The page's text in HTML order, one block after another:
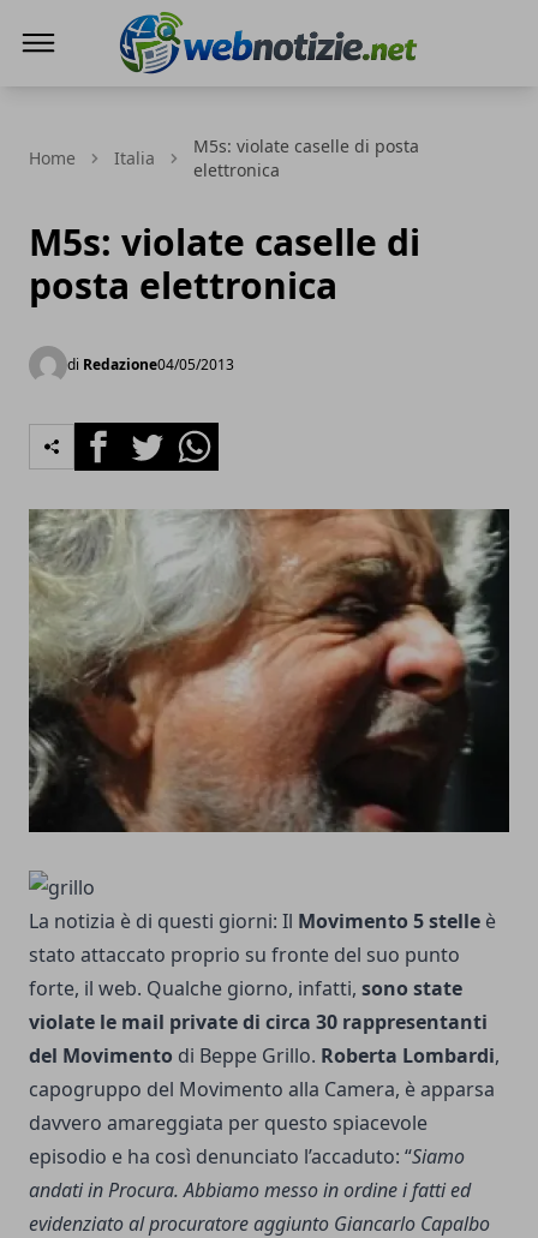
Home Italia
M5s: violate caselle di posta
elettronica
M5s: violate caselle di
posta elettronica
di Redazione04/05/2013
FacebookTwitterWhatsapp
La notizia è di questi giorni: Il Movimento 5 stelle è
stato attaccato proprio su fronte del suo punto
forte, il web. Qualche giorno, infatti, sono state
violate le mail private di circa 30 rappresentanti
del Movimento di Beppe Grillo. Roberta Lombardi,
capogruppo del Movimento alla Camera, è apparsa
davvero amareggiata per questo spiacevole
episodio e ha così denunciato l’accaduto: “Siamo
andati in Procura. Abbiamo messo in ordine i fatti ed
evidenziato al procuratore aggiunto Giancarlo Capalbo